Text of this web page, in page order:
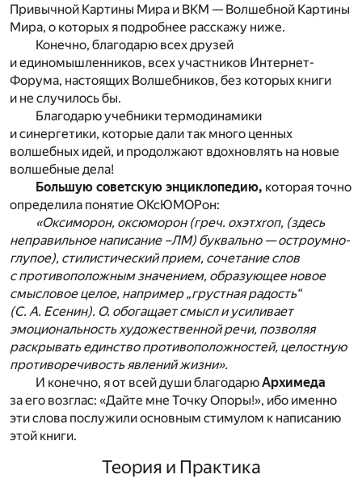
Привычной Картины Мира и ВКМ — Волшебной Картины
Мира, о которых я подробнее расскажу ниже.
Конечно, благодарю всех друзей
и единомышленников, всех участников Интернет-
Форума, настоящих Волшебников, без которых книги
и не случилось бы.
Благодарю учебники термодинамики
и синергетики, которые дали так много ценных
волшебных идей, и продолжают вдохновлять на новые
волшебные дела!
Большую советскую энциклопедию, которая точно
определила понятие ОКсЮМОРон:
«Оксиморон, оксюморон (греч. охэтхrоп, (здесь
неправильное написание –ЛМ) буквально — остроумно-
глупое), стилистический прием, сочетание слов
с противоположным значением, образующее новое
смысловое целое, например „грустная радость“
(С. А. Есенин). О. обо­гащает смысл и усиливает
эмоциональность художественной речи, позволяя
раскрывать единство противоположностей, целостную
противоречивость явлений жизни».
И конечно, я от всей души благодарюАрхимеда
за его возглас: «Дайте мне Точку Опоры!», ибо именно
эти слова послужили основным стимулом к написанию
этой книги.
Теория и Практика